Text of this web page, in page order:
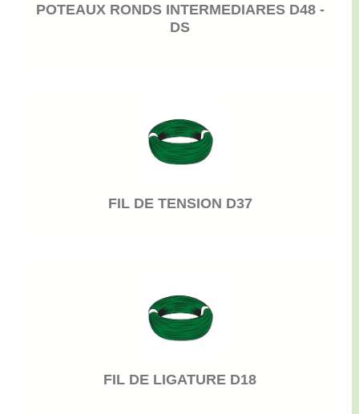
POTEAUX RONDS INTERMEDIARES D48 -
DS
FIL DE TENSION D37
FIL DE LIGATURE D18